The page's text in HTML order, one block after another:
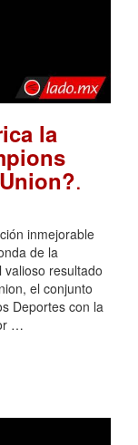
la
.
inmejorable
de la
valioso resultado
el conjunto
Deportes con la
…